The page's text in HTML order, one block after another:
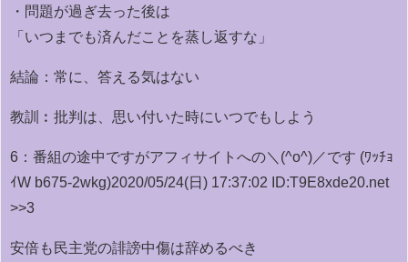
・問題が過ぎ去った後は
「いつまでも済んだことを蒸し返すな」
結論：常に、答える気はない
教訓︰批判は、思い付いた時にいつでもしよう
6： 番組の途中ですがアフィサイトへの＼(^o^)／です (ﾜｯﾁｮ
ｲW b675-2wkg)2020/05/24(日) 17:37:02 ID:T9E8xde20.net
>>3
安倍も民主党の誹謗中傷は辞めるべき